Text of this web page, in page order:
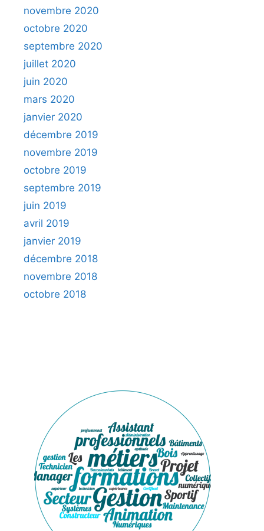
novembre 2020
octobre 2020
septembre 2020
juillet 2020
juin 2020
mars 2020
janvier 2020
décembre 2019
novembre 2019
octobre 2019
septembre 2019
juin 2019
avril 2019
janvier 2019
décembre 2018
novembre 2018
octobre 2018